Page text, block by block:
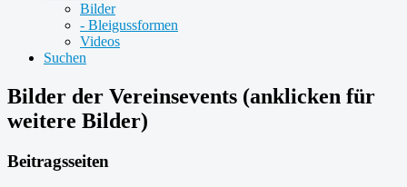
Bilder
- Bleigussformen
Videos
Suchen
Bilder der Vereinsevents (anklicken für
weitere Bilder)
Beitragsseiten